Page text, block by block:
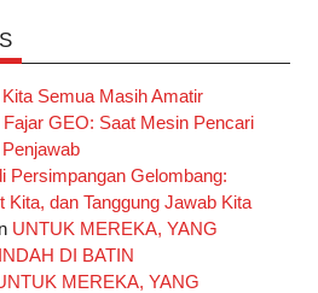
k
e
I
n
t
t
r
T
u
e
Semua Masih Amatir
GEO: Saat Mesin Pencari
Persimpangan Gelombang:
dan Tanggung Jawab Kita
UNTUK MEREKA, YANG
DI BATIN
MEREKA, YANG